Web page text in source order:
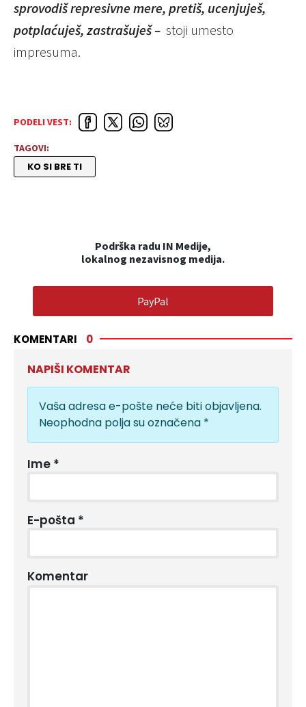
sprovodiš represivne mere, pretiš, ucenjuješ,
potplaćuješ, zastrašuješ – stoji umesto
impresuma.
PODELI VEST:
TAGOVI:
KO SI BRE TI
Podrška radu IN Medije,
lokalnog nezavisnog medija.
PayPal
KOMENTARI 0
NAPIŠI KOMENTAR
Vaša adresa e-pošte neće biti objavljena.
Neophodna polja su označena *
Ime *
E-pošta *
Komentar